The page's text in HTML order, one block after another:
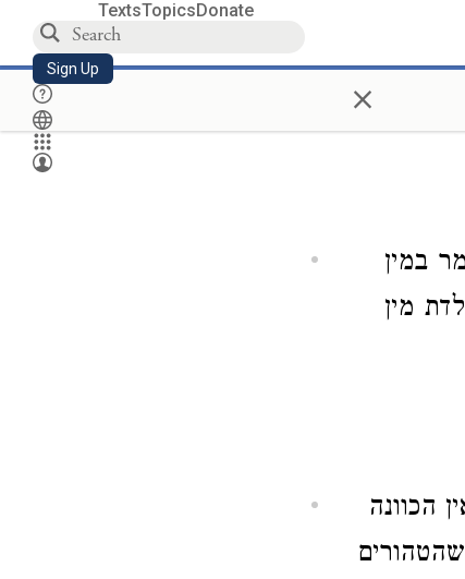
TextsTopicsDonate
Sign Up ×
במין
מין
הכוונה